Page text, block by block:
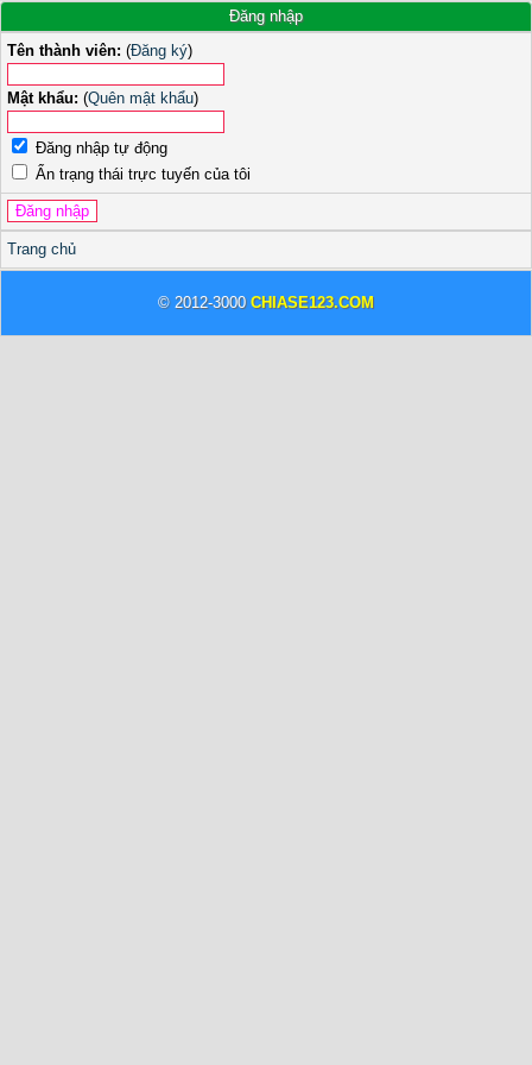
Đăng nhập
Tên thành viên: (Đăng ký)
Mật khẩu: (Quên mật khẩu)
Đăng nhập tự động
Ẩn trạng thái trực tuyến của tôi
Trang chủ
© 2012-3000 CHIASE123.COM